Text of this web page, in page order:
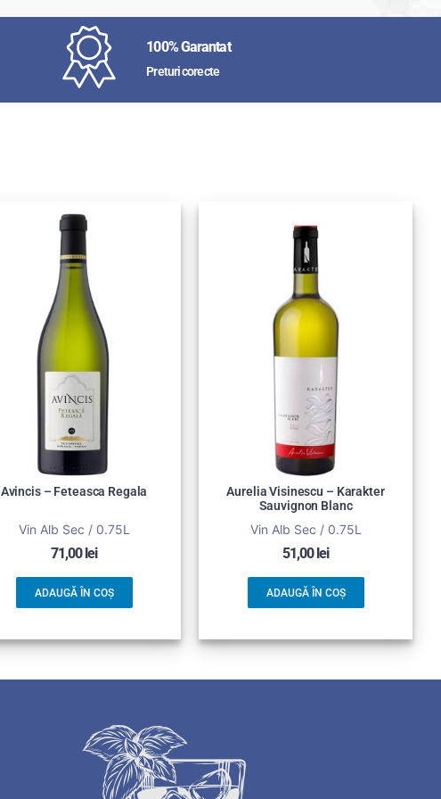
100% Garantat
Preturi corecte
Avincis – Feteasca Regala
Vin Alb Sec / 0.75L
71,00lei
ADAUGĂ ÎN COȘ
Aurelia Visinescu – Karakter
Sauvignon Blanc
Vin Alb Sec / 0.75L
51,00lei
ADAUGĂ ÎN COȘ